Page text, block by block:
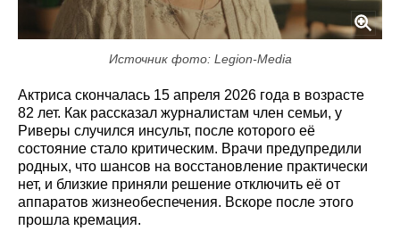
Источник фото: Legion-Media
Актриса скончалась 15 апреля 2026 года в возрасте
82 лет. Как рассказал журналистам член семьи, у
Риверы случился инсульт, после которого её
состояние стало критическим. Врачи предупредили
родных, что шансов на восстановление практически
нет, и близкие приняли решение отключить её от
аппаратов жизнеобеспечения. Вскоре после этого
прошла кремация.